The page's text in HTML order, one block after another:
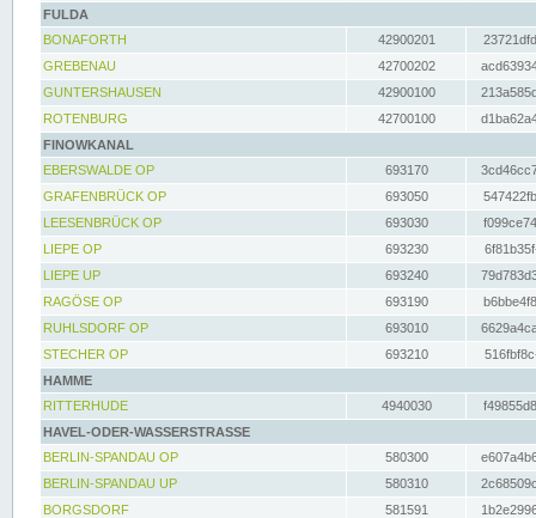
FULDA
BONAFORTH
42900201
GREBENAU
42700202
GUNTERSHAUSEN
42900100
ROTENBURG
42700100
FINOWKANAL
EBERSWALDE OP
693170
GRAFENBRÜCK OP
693050
LEESENBRÜCK OP
693030
LIEPE OP
693230
LIEPE UP
693240
RAGÖSE OP
693190
RUHLSDORF OP
693010
STECHER OP
693210
HAMME
RITTERHUDE
4940030
HAVEL-ODER-WASSERSTRASSE
BERLIN-SPANDAU OP
580300
BERLIN-SPANDAU UP
580310
BORGSDORF
581591